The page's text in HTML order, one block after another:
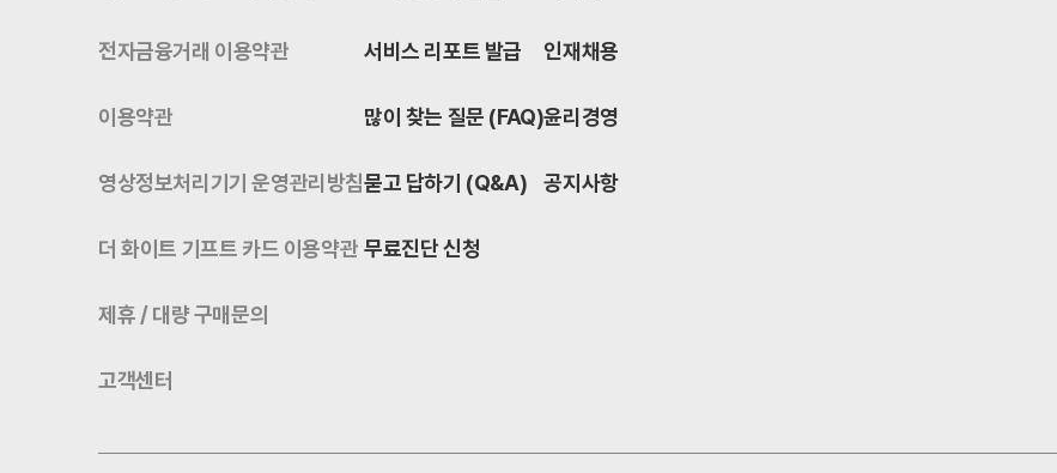
전자금융거래 이용약관
이용약관
영상정보처리기기 운영관리방침
더 화이트 기프트 카드 이용약관
제휴 / 대량 구매문의
고객센터
서비스 리포트 발급
많이 찾는 질문 (FAQ)
묻고 답하기 (Q&A)
무료진단 신청
인재채용
윤리경영
공지사항